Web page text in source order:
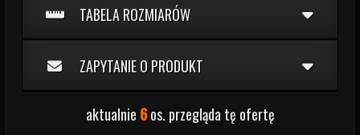
TABELA ROZMIARÓW
ZAPYTANIE O PRODUKT
aktualnie 6os. przegląda tę ofertę